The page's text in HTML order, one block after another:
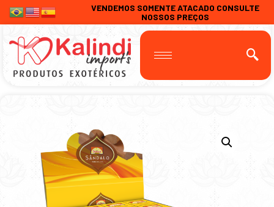
VENDEMOS SOMENTE ATACADO CONSULTE
NOSSOS PREÇOS